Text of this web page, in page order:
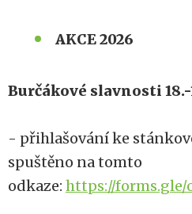
AKCE 2026
Burčákové slavnosti 18.-
- přihlašování ke
spuštěno na tomto
odkaze: https://forms.gle/